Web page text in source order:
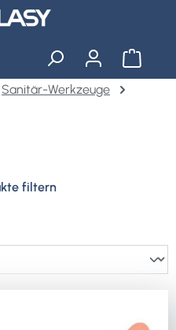
Sanitär-Werkzeuge
filtern